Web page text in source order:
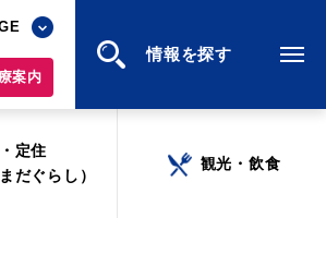
案内
情報を探す
案内
情報を探す
定住
まだぐらし）
観光・飲食
定住
まだぐらし）
観光・飲食